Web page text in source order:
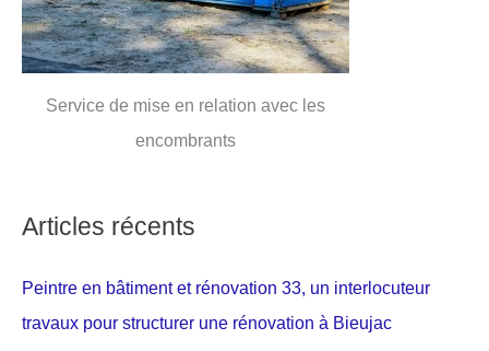
Service de mise en relation avec les
encombrants
Articles récents
Peintre en bâtiment et rénovation 33, un interlocuteur
travaux pour structurer une rénovation à Bieujac